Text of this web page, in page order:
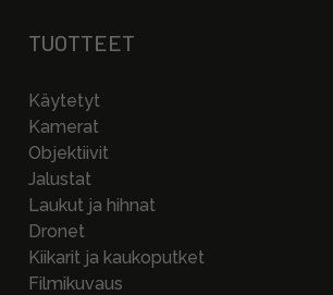
TUOTTEET
Käytetyt
Kamerat
Objektiivit
Jalustat
Laukut ja hihnat
Dronet
Kiikarit ja kaukoputket
Filmikuvaus